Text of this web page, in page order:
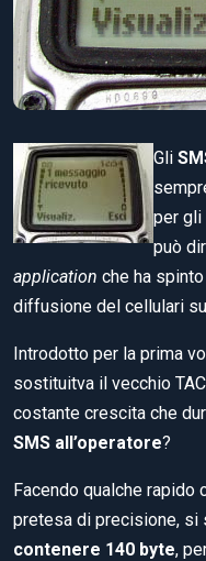
Gli
per gli
può
application che ha
diffusione del cellulari
Introdotto per la prima
sostituitva il vecchio
costante crescita che
SMS all’operatore?
Facendo qualche rapido
pretesa di precisione, si
contenere 140 byte,